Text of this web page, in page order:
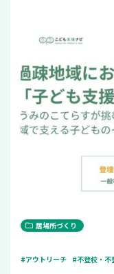
居場所づくり
#アウトリーチ #不登校・不